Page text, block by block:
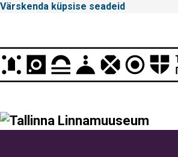
Värskenda küpsise seadeid
Peamenüü